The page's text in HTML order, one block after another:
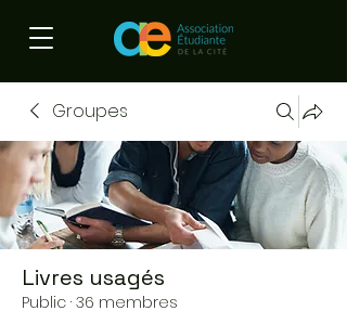
Groupes
Livres usagés
Public · 36 membres